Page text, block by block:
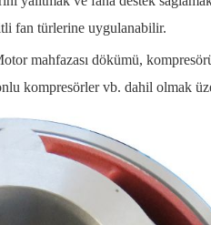
fan türlerine uygulanabilir.
mahfazası dökümü,
kompresörler vb. dahil olmak